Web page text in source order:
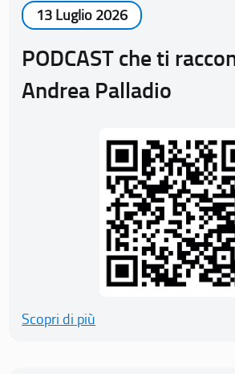
13 Luglio 2026
PODCAST che ti
Andrea Palladio
Scopri di più